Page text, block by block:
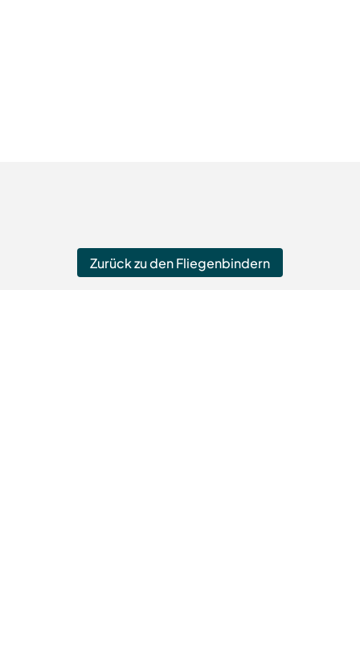
Zurück zu den Fliegenbindern